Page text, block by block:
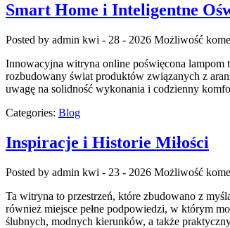
Smart Home i Inteligentne
Posted by admin kwi - 28 - 2026 Możliwość
Innowacyjna witryna online poświęcona lampom
rozbudowany świat produktów związanych z
uwagę na solidność wykonania i codzienny
Categories: Blog
Inspiracje i Historie Miłości
Posted by admin kwi - 23 - 2026 Możliwość
Ta witryna to przestrzeń, które zbudowano z
również miejsce pełne podpowiedzi, w którym
ślubnych, modnych kierunków, a także